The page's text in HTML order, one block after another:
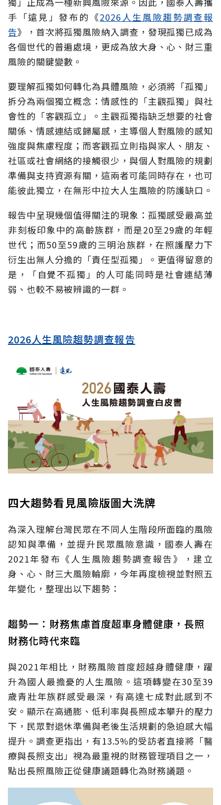
手「遠見」發布的《2026人生風險趨勢調查報
告》，首次將孤獨風險納入調查，發現孤獨已成為
各個世代的普遍處境，更成為放大身、心、財三重
風險的關鍵變數。
要理解孤獨如何轉化為具體風險，必須將「孤獨」
拆分為兩個獨立概念：情感性的「主觀孤獨」與社
會性的「客觀孤立」。主觀孤獨指缺乏想要的社會
關係、情感連結或歸屬感，主導個人對風險的感知
強度與焦慮程度；而客觀孤立則指與家人、朋友、
社區或社會網絡的接觸很少，與個人對風險的規劃
準備與支持資源有關，這兩者可能同時存在，也可
能彼此獨立，在無形中拉大人生風險的防護缺口。
報告中呈現幾個值得關注的現象：孤獨感受最高並
非刻板印象中的高齡族群，而是20至29歲的年輕
世代；而50至59歲的三明治族群，在照護壓力下
衍生出無人分擔的「責任型孤獨」。更值得留意的
是，「自覺不孤獨」的人可能同時是社會連結薄
弱、也較不易被辨識的一群。
2026人生風險趨勢調查報告
四大趨勢看見風險版圖大洗牌
為深入理解台灣民眾在不同人生階段所面臨的風險
認知與準備，並提升民眾風險意識，國泰人壽在
2021年發布《人生風險趨勢調查報告》，建立
身、心、財三大風險輪廓，今年再度檢視並對照五
年變化，整理出以下趨勢：
趨勢一：財務焦慮首度超車身體健康，長照
財務化時代來臨
與2021年相比，財務風險首度超越身體健康，躍
升為國人最擔憂的人生風險。這項轉變在30至39
歲青壯年族群感受最深，有高達七成對此感到不
安。顯示在高通膨、低利率與長照成本攀升的壓力
下，民眾對退休準備與老後生活規劃的急迫感大幅
提升。調查更指出，有13.5%的受訪者直接將「醫
療與長照支出」視為最重視的財務管理項目之一，
點出長照風險正從健康議題轉化為財務議題。